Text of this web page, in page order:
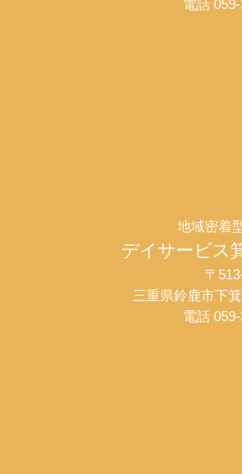
電話
地域密着
デイサービス
〒
三重県鈴鹿市下
電話